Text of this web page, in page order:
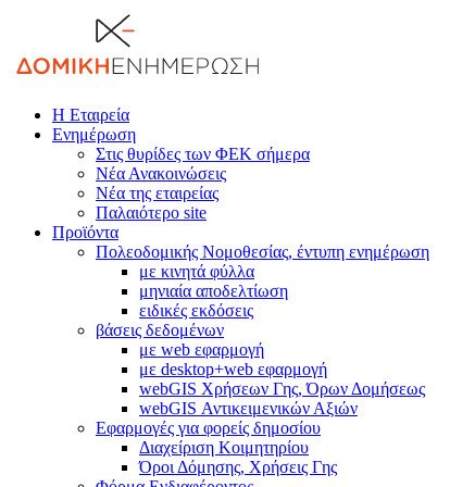
Η Εταιρεία
Ενημέρωση
Στις θυρίδες των ΦΕΚ σήμερα
Νέα Ανακοινώσεις
Νέα της εταιρείας
Παλαιότερο site
Προϊόντα
Πολεοδομικής Νομοθεσίας, έντυπη ενημέρωση
με κινητά φύλλα
μηνιαία αποδελτίωση
ειδικές εκδόσεις
βάσεις δεδομένων
με web εφαρμογή
με desktop+web εφαρμογή
webGIS Χρήσεων Γης, Όρων Δομήσεως
webGIS Αντικειμενικών Αξιών
Εφαρμογές για φορείς δημοσίου
Διαχείριση Κοιμητηρίου
Όροι Δόμησης, Χρήσεις Γης